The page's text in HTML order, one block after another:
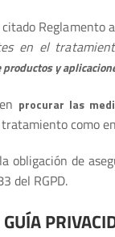
Reglamento
en el
y
procurar las
como
obligación de
del RGPD.